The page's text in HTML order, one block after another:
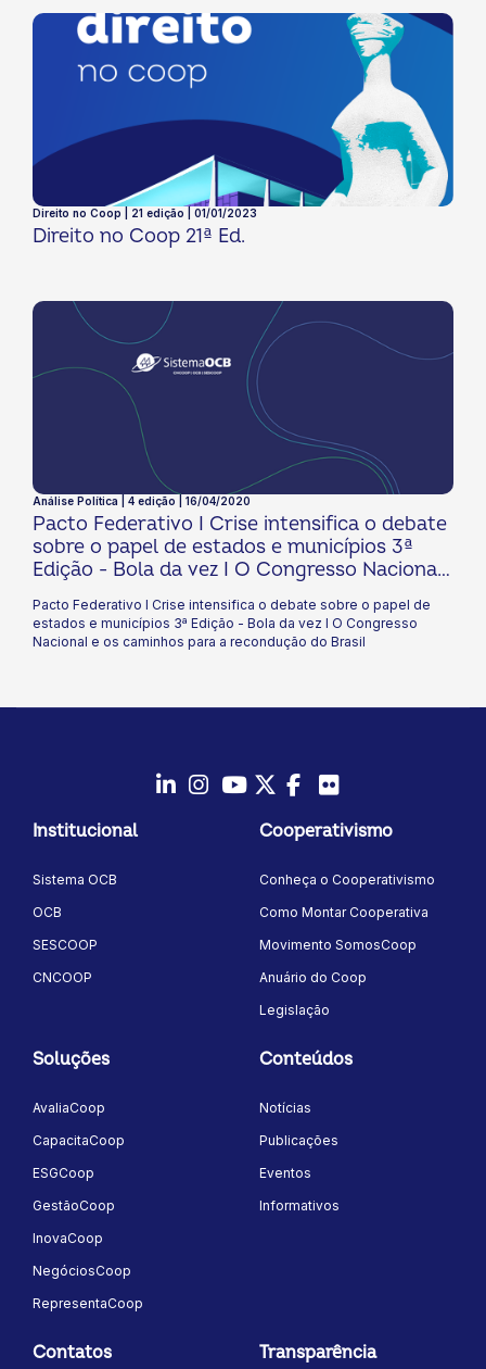
Direito no Coop | 21 edição | 01/01/2023
Direito no Coop 21ª Ed.
Análise Política | 4 edição | 16/04/2020
Pacto Federativo I Crise intensifica o debate
sobre o papel de estados e municípios 3ª
Edição - Bola da vez I O Congresso Nacional
Pacto Federativo I Crise intensifica o debate sobre o papel de
estados e municípios 3ª Edição - Bola da vez I O Congresso
Nacional e os caminhos para a recondução do Brasil
Instagram
YoutubeTwitter/X
Facebook
Institucional
Sistema OCB
OCB
SESCOOP
CNCOOP
Cooperativismo
Conheça o Cooperativismo
Como Montar Cooperativa
Movimento SomosCoop
Anuário do Coop
Legislação
Soluções
AvaliaCoop
CapacitaCoop
ESGCoop
GestãoCoop
InovaCoop
NegóciosCoop
RepresentaCoop
Conteúdos
Notícias
Publicações
Eventos
Informativos
Contatos Transparência